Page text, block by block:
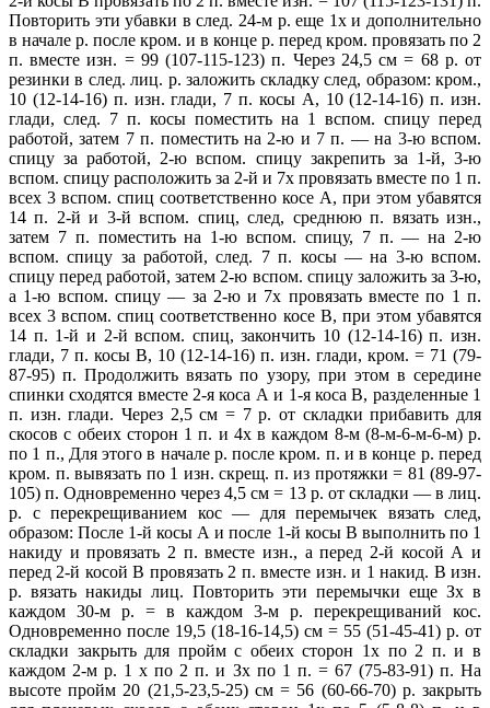
Повторить эти убавки в след. 24-м р. еще 1х и дополнительно
в начале р. после кром. и в конце р. перед кром. провязать по 2
п. вместе изн. = 99 (107-115-123) п. Через 24,5 см = 68 р. от
резинки в след. лиц. р. заложить складку след, образом: кром.,
10 (12-14-16) п. изн. глади, 7 п. косы А, 10 (12-14-16) п. изн.
глади, след. 7 п. косы поместить на 1 вспом. спицу перед
работой, затем 7 п. поместить на 2-ю и 7 п. — на 3-ю вспом.
спицу за работой, 2-ю вспом. спицу закрепить за 1-й,3-ю
вспом. спицу расположить за 2-й и 7х провязать вместе по 1 п.
всех 3 вспом. спиц соответственно косе А, при этом убавятся
14 п. 2-й и 3-й вспом. спиц, след, среднюю п. вязать изн.,
затем 7 п. поместить на 1-ю вспом. спицу, 7 п. — на 2-ю
вспом. спицу за работой, след. 7 п. косы — на 3-ю вспом.
спицу перед работой, затем 2-ю вспом. спицу заложить за 3-ю,
а 1-ю вспом. спицу— за 2-ю и 7х провязать вместе по 1 п.
всех 3 вспом. спиц соответственно косе В, при этом убавятся
14 п. 1-й и 2-й вспом. спиц, закончить 10 (12-14-16) п. изн.
глади, 7 п. косы В, 10 (12-14-16) п. изн. глади, кром. = 71 (79-
87-95) п. Продолжить вязать по узору, при этом в середине
спинки сходятся вместе 2-я коса А и 1-я коса В, разделенные 1
п. изн. глади. Через 2,5 см = 7 р. от складки прибавить для
скосов с обеих сторон 1 п. и 4х в каждом 8-м (8-м-6-м-6-м) р.
по 1 п., Для этого в начале р. после кром. п. и в конце р. перед
кром. п. вывязать по 1 изн. скрещ. п. из протяжки = 81 (89-97-
105) п. Одновременно через 4,5 см = 13 р. от складки — в лиц.
р. с перекрещиванием кос — для перемычек вязать след,
образом: После 1-й косы А и после 1-й косы В выполнить по 1
накиду и провязать 2 п. вместе изн., а перед 2-й косой А и
перед 2-й косой В провязать 2 п. вместе изн. и 1 накид. В изн.
р. вязать накиды лиц. Повторить эти перемычки еще Зх в
каждом 30-м р. = в каждом 3-м р. перекрещиваний кос.
Одновременно после 19,5 (18-16-14,5) см = 55 (51-45-41) р. от
складки закрыть для пройм с обеих сторон 1х по 2 п. и в
каждом 2-м р. 1 х по 2 п. и Зх по 1 п. = 67 (75-83-91) п. На
высоте пройм 20 (21,5-23,5-25) см = 56 (60-66-70) р. закрыть